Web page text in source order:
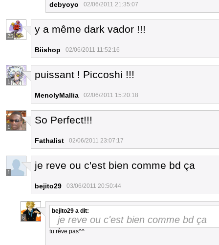
debyoyo 02/06/2011 21:35:07
25
y a même dark vador !!!
Biishop 02/06/2011 11:52:16
1
puissant ! Piccoshi !!!
MenolyMallia 02/06/2011 15:20:18
1
So Perfect!!!
Fathalist 02/06/2011 23:07:17
1
je reve ou c'est bien comme bd ça
bejito29 03/06/2011 20:50:44
6
bejito29 a dit:
je reve ou c'est bien comme bd ça
tu rêve pas^^